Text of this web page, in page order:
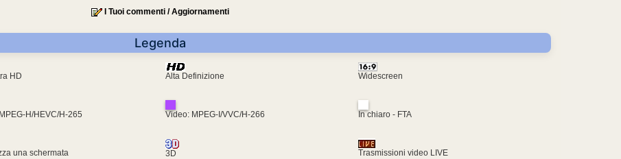
I Tuoi commenti / Aggiornamenti
Legenda
HD Alta Definizione Widescreen
H/HEVC/H-265 Video: MPEG-I/VVC/H-266 In chiaro - FTA
una schermata 3D Trasmissioni video LIVE